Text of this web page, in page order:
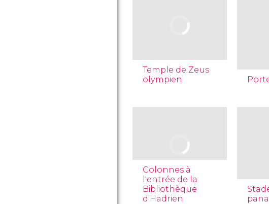
Temple de Zeus
olympien
Colonnes à
l'entrée de la
Bibliothèque
d'Hadrien